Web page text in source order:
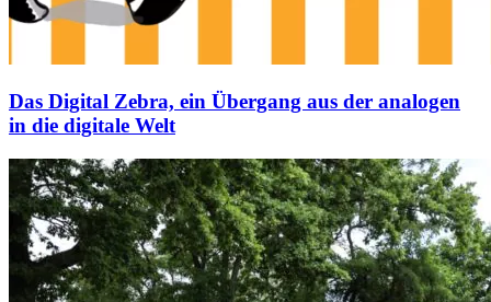
Das Digital Zebra, ein Übergang aus der analogen
in die digitale Welt